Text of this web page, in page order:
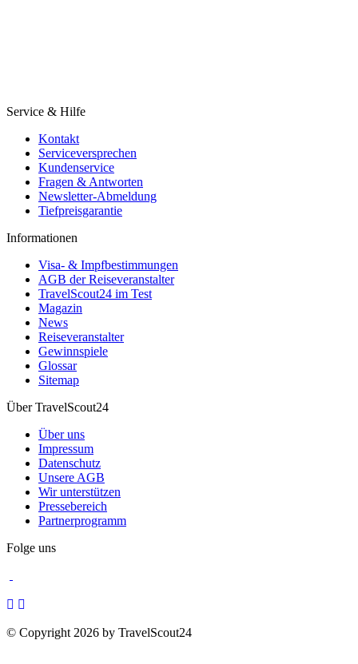
Service & Hilfe
Kontakt
Serviceversprechen
Kundenservice
Fragen & Antworten
Newsletter-Abmeldung
Tiefpreisgarantie
Informationen
Visa- & Impfbestimmungen
AGB der Reiseveranstalter
TravelScout24 im Test
Magazin
News
Reiseveranstalter
Gewinnspiele
Glossar
Sitemap
Über TravelScout24
Über uns
Impressum
Datenschutz
Unsere AGB
Wir unterstützen
Pressebereich
Partnerprogramm
Folge uns
© Copyright 2026 by TravelScout24